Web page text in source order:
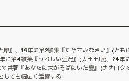
』、19年に第2歌集『たやすみなさい』(とも
に第4歌集『うれしい近況』(太田出版)、24年
共著『あなたに犬がそばにいた夏』(ナナロク
ても幅広く活躍する。